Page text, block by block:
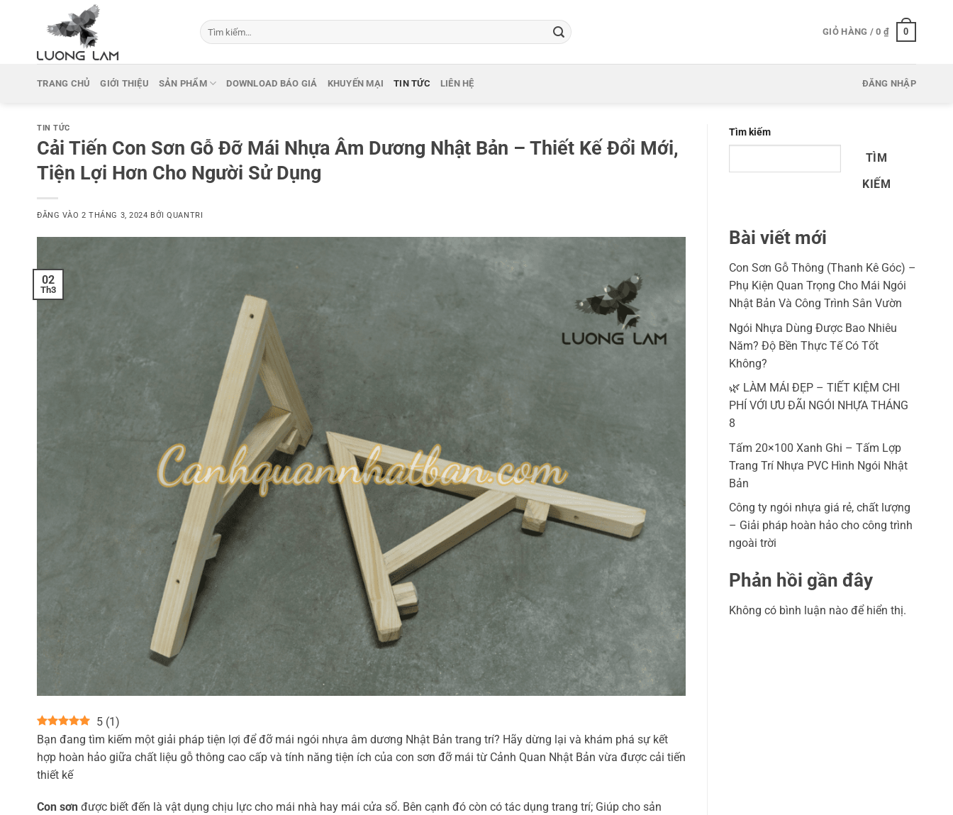
Tìm
kiếm:
GIỎ HÀNG /0 ₫ 0
TRANG CHỦ GIỚI THIỆU SẢN PHẨM DOWNLOAD BÁO GIÁ KHUYẾN MẠI TIN TỨC LIÊN HỆ ĐĂNG NHẬP
TIN TỨC
Cải Tiến Con Sơn Gỗ Đỡ Mái Nhựa Âm Dương Nhật Bản – Thiết Kế Đổi Mới,
Tiện Lợi Hơn Cho Người Sử Dụng
ĐĂNG VÀO2 THÁNG 3, 2024 BỞIQUANTRI
02
Th3
5 (1)
Bạn đang tìm kiếm một giải pháp tiện lợi để đỡ mái ngói nhựa âm dương Nhật Bản trang trí? Hãy dừng lại và khám phá sự kết
hợp hoàn hảo giữa chất liệu gỗ thông cao cấp và tính năng tiện ích của con sơn đỡ mái từ Cảnh Quan Nhật Bản vừa được cải tiến
thiết kế
Con sơn được biết đến là vật dụng chịu lực cho mái nhà hay mái cửa sổ. Bên cạnh đó còn có tác dụng trang trí; Giúp cho sản
Tìm kiếm
TÌM
KIẾM
Bài viết mới
Con Sơn Gỗ Thông (Thanh Kê Góc) –
Phụ Kiện Quan Trọng Cho Mái Ngói
Nhật Bản Và Công Trình Sân Vườn
Ngói Nhựa Dùng Được Bao Nhiêu
Năm? Độ Bền Thực Tế Có Tốt
Không?
🌿 LÀM MÁI ĐẸP – TIẾT KIỆM CHI
PHÍ VỚI ƯU ĐÃI NGÓI NHỰA THÁNG
8
Tấm 20×100 Xanh Ghi – Tấm Lợp
Trang Trí Nhựa PVC Hình Ngói Nhật
Bản
Công ty ngói nhựa giá rẻ, chất lượng
– Giải pháp hoàn hảo cho công trình
ngoài trời
Phản hồi gần đây
Không có bình luận nào để hiển thị.